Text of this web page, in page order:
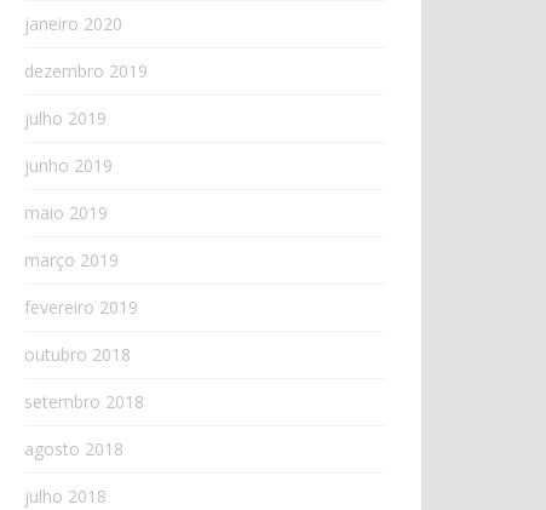
janeiro 2020
dezembro 2019
julho 2019
junho 2019
maio 2019
março 2019
fevereiro 2019
outubro 2018
setembro 2018
agosto 2018
julho 2018